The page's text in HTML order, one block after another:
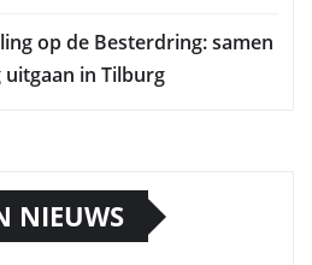
op de Besterdring: samen
in Tilburg
NIEUWS